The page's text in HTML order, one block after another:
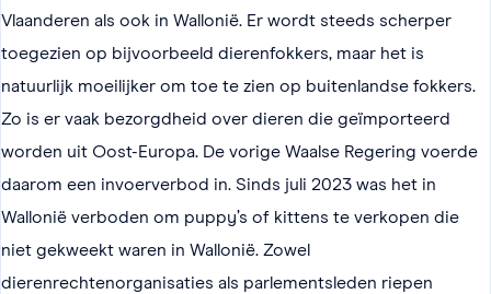
Vlaanderen als ook in Wallonië. Er wordt steeds scherper
toegezien op bijvoorbeeld dierenfokkers, maar het is
natuurlijk moeilijker om toe te zien op buitenlandse fokkers.
Zo is er vaak bezorgdheid over dieren die geïmporteerd
worden uit Oost-Europa. De vorige Waalse Regering voerde
daarom een invoerverbod in. Sinds juli 2023 was het in
Wallonië verboden om puppy’s of kittens te verkopen die
niet gekweekt waren in Wallonië. Zowel
dierenrechtenorganisaties als parlementsleden riepen